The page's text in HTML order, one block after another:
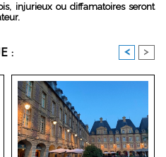
injurieux ou diffamatoires seront
: < >